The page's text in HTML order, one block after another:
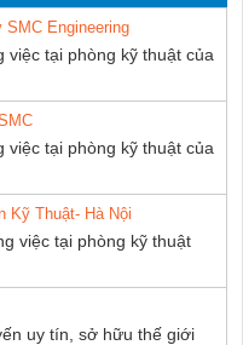
SMC Engineering
việc tại phòng kỹ thuật của
việc tại phòng kỹ thuật của
Kỹ Thuật- Hà Nội
việc tại phòng kỹ thuật
uy tín, sở hữu thế giới